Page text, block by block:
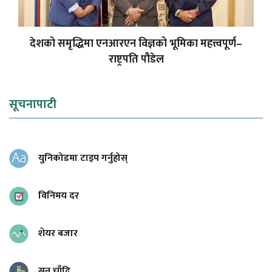
देशको समृद्धिमा एनआरएन विज्ञको भूमिका महत्त्वपूर्ण–
राष्ट्रपति पौडेल
सूचनापाटी
युनिकोडमा टाइप गर्नुहोस्
विनिमय दर
शेयर बजार